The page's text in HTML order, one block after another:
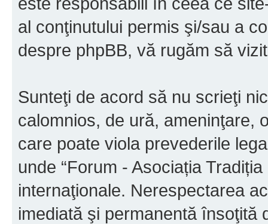
al conţinutului permis şi/sau a
despre phpBB, vă rugăm să
Sunteţi de acord să nu scrieţi
calomnios, de ură, ameninţare,
care poate viola prevederile
unde “Forum - Asociația
internaţionale. Nerespectarea
imediată şi permanentă însoţită